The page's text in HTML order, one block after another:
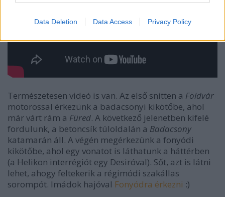
Data Deletion Data Access Privacy Policy
Természetesen videó is van. Az első snitten a Földvár
motorossal érkezünk a badacsonyi kikötőbe, ahol
már várt rám a Füred. A következő jelenetben kifelé
fordulunk, a betoncsík túloldalán a Badacsony
katamarán áll. A végén megérkezünk a fonyódi
kikötőbe, ahol egy vonatot is láthatunk a háttérben
(a Helikon interrégiót egy Desiróval). Sőt, azt is látni
lehet, ahogy feltekerik a régimódi szakállas
sorompót. Imádok hajóval Fonyódra érkezni :)